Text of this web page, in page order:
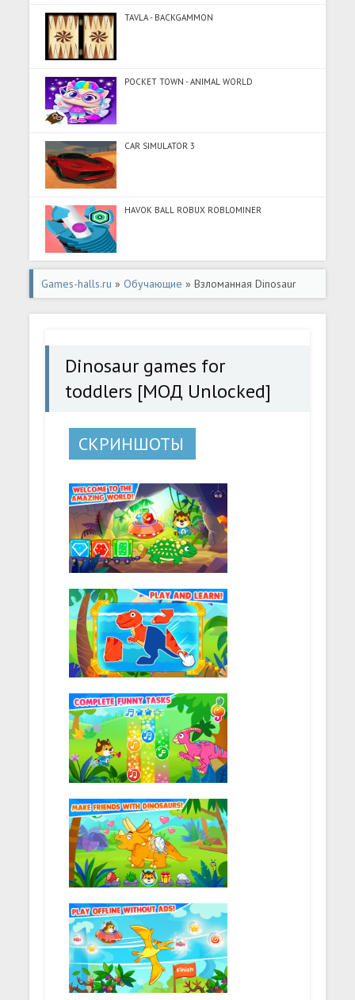
TAVLA - BACKGAMMON
POCKET TOWN - ANIMAL WORLD
CAR SIMULATOR 3
HAVOK BALL ROBUX ROBLOMINER
Games-halls.ru »Обучающие » Взломанная Dinosaur
games for toddlers [МОД Unlocked] - полная версия apk
Dinosaur games for
toddlers [МОД Unlocked]
СКРИНШОТЫ